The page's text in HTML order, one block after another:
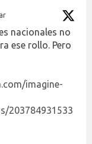
nacionales no
ese rollo. Pero
imagine-
203784931533